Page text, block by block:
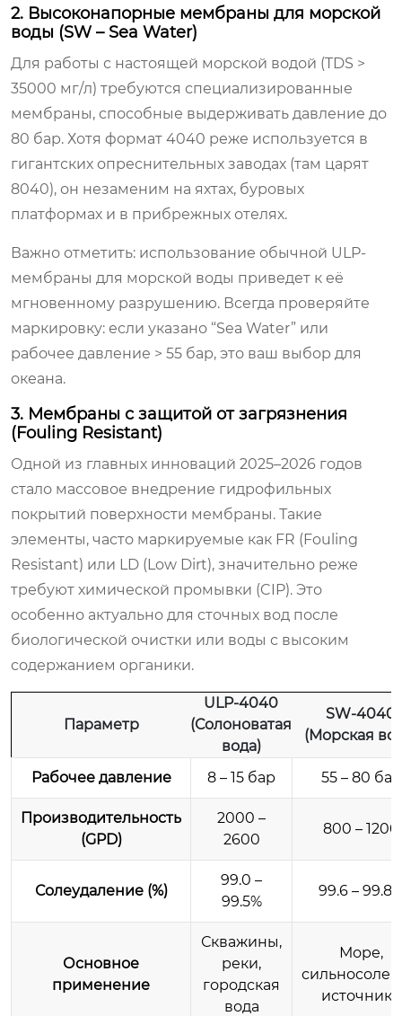
2. Высоконапорные мембраны для морской
воды (SW – Sea Water)
Для работы с настоящей морской водой (TDS >
35000 мг/л) требуются специализированные
мембраны, способные выдерживать давление до
80 бар. Хотя формат 4040 реже используется в
гигантских опреснительных заводах (там царят
8040), он незаменим на яхтах, буровых
платформах и в прибрежных отелях.
Важно отметить: использование обычной ULP-
мембраны для морской воды приведет к её
мгновенному разрушению. Всегда проверяйте
маркировку: если указано “Sea Water” или
рабочее давление > 55 бар, это ваш выбор для
океана.
3. Мембраны с защитой от загрязнения
(Fouling Resistant)
Одной из главных инноваций 2025–2026 годов
стало массовое внедрение гидрофильных
покрытий поверхности мембраны. Такие
элементы, часто маркируемые как FR (Fouling
Resistant) или LD (Low Dirt), значительно реже
требуют химической промывки (CIP). Это
особенно актуально для сточных вод после
биологической очистки или воды с высоким
содержанием органики.
Параметр
ULP-4040
(Солоноватая
вода)
SW-4040
(Морская
Рабочее давление 8 – 15 бар 55 – 80 бар
Производительность
(GPD)
2000 –
2600
800 – 1200
Солеудаление (%)
99.0 –
99.5%
99.6 –
Основное
применение
Скважины,
реки,
городская
вода
Море,
источники